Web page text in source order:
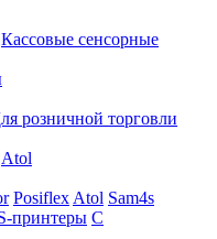
Кассовые сенсорные
розничной торговли
Atol
Posiflex Atol Sam4s
принтеры С